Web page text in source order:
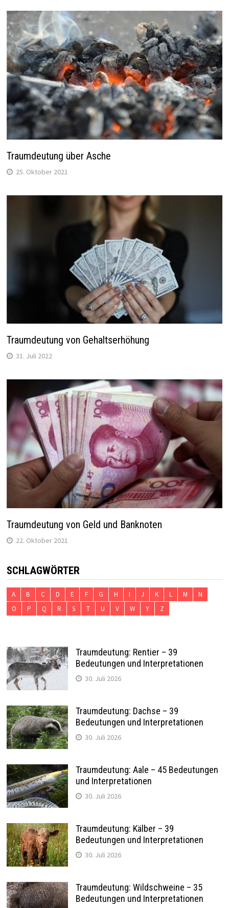
Traumdeutung über Asche
25. Oktober 2021
Traumdeutung von Gehaltserhöhung
31. Juli 2022
Traumdeutung von Geld und Banknoten
22. Oktober 2021
SCHLAGWÖRTER
A B C D E F G H I J K L M
N
O
P Q R S T U V W Y Z
Traumdeutung: Rentier – 39
Bedeutungen und Interpretationen
30. Juli 2026
Traumdeutung: Dachse – 39
Bedeutungen und Interpretationen
30. Juli 2026
Traumdeutung: Aale – 45 Bedeutungen
und Interpretationen
30. Juli 2026
Traumdeutung: Kälber – 39
Bedeutungen und Interpretationen
30. Juli 2026
Traumdeutung: Wildschweine – 35
Bedeutungen und Interpretationen